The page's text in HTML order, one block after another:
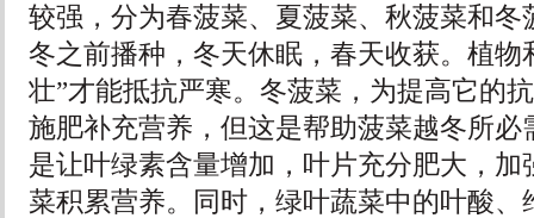
较强，分为春菠菜、夏菠菜、秋菠菜和冬
冬之前播种，冬天休眠，春天收获。植物
壮”才能抵抗严寒。冬菠菜，为提高它的
施肥补充营养，但这是帮助菠菜越冬所必
是让叶绿素含量增加，叶片充分肥大，加
菜积累营养。同时，绿叶蔬菜中的叶酸